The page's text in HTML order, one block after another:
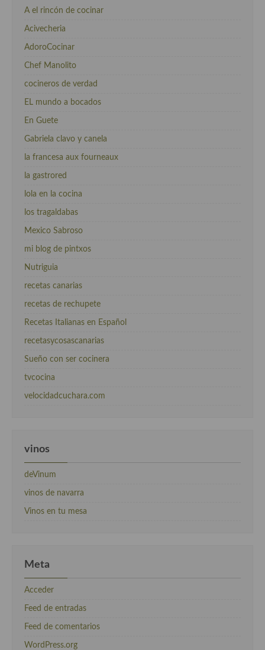
A el rincón de cocinar
Acivecheria
AdoroCocinar
Chef Manolito
cocineros de verdad
EL mundo a bocados
En Guete
Gabriela clavo y canela
la francesa aux fourneaux
la gastrored
lola en la cocina
los tragaldabas
Mexico Sabroso
mi blog de pintxos
Nutriguia
recetas canarias
recetas de rechupete
Recetas Italianas en Español
recetasycosascanarias
Sueño con ser cocinera
tvcocina
velocidadcuchara.com
vinos
deVinum
vinos de navarra
Vinos en tu mesa
Meta
Acceder
Feed de entradas
Feed de comentarios
WordPress.org